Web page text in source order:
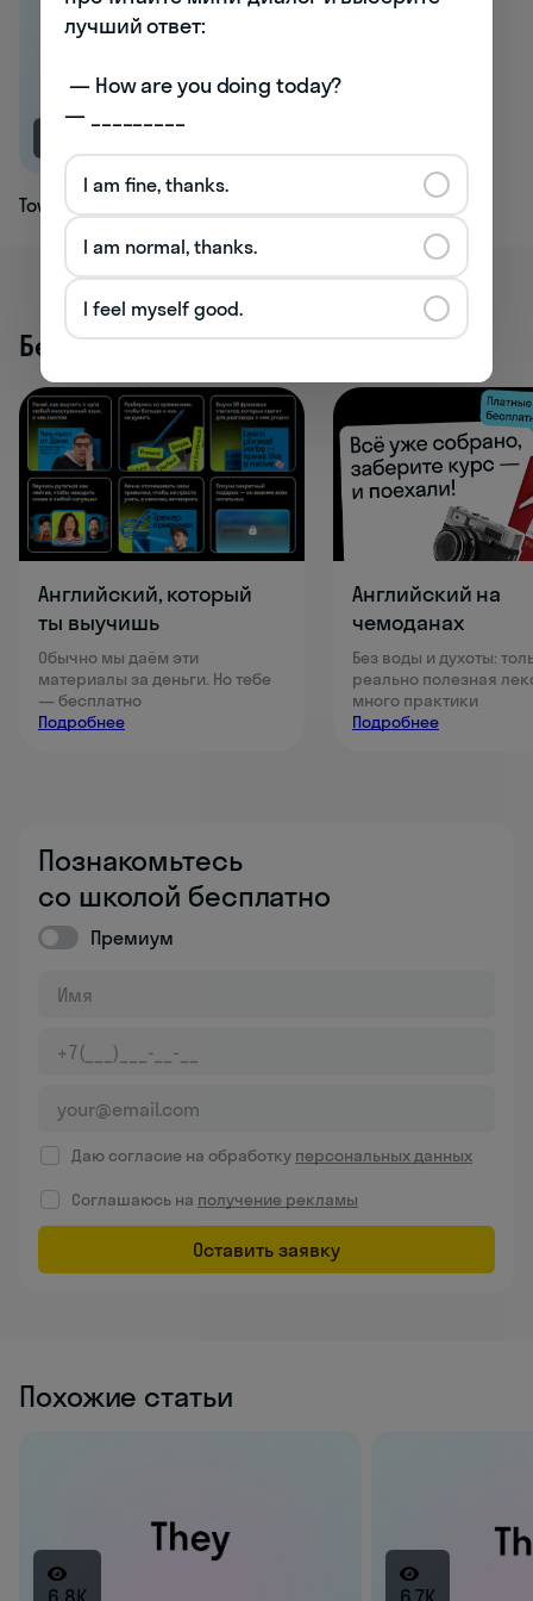
Towelling
Бесплатные активности
Английский, который
ты выучишь
Обычно мы даём эти
материалы за деньги. Но тебе
— бесплатно
Подробнее
Английский на
чемоданах
Без воды и духоты:
реально полезная
много практики
Подробнее
Познакомьтесь
со школой бесплатно
Премиум
Даю согласие на обработку персональных данных
Соглашаюсь на получение рекламы
Оставить заявку
Похожие статьи
лучший ответ:
— _________
I am fine, thanks.
I am normal, thanks.
I feel myself good.